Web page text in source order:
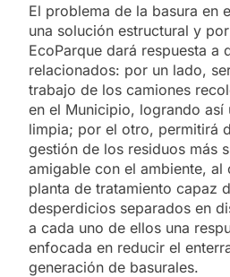
El problema de la basura en
una solución estructural y
EcoParque dará respuesta a
relacionados: por un lado,
trabajo de los camiones
en el Municipio, logrando así
limpia; por el otro, permitirá
gestión de los residuos más
amigable con el ambiente, al
planta de tratamiento capaz
desperdicios separados en
a cada uno de ellos una
enfocada en reducir el
generación de basurales.